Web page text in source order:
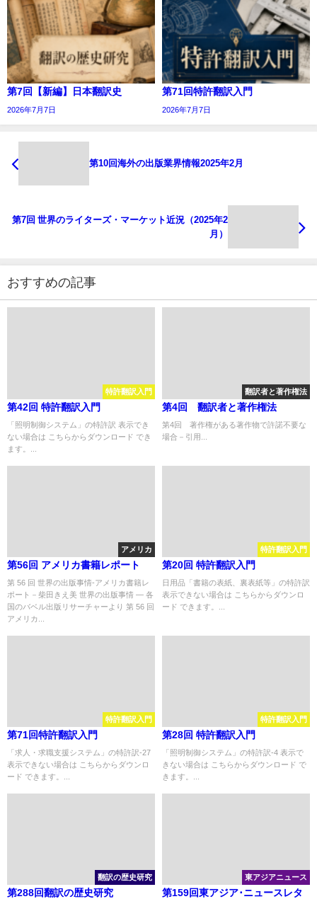
第7回【新編】日本翻訳史
2026年7月7日
第71回特許翻訳入門
2026年7月7日
第10回海外の出版業界情報2025年2月
第7回 世界のライターズ・マーケット近況（2025年2
月）
おすすめの記事
特許翻訳入門
第42回 特許翻訳入門
「照明制御システム」の特許訳 表示でき
ない場合は こちらからダウンロード でき
ます。...
翻訳者と著作権法
第4回 翻訳者と著作権法
第4回 著作権がある著作物で許諾不要な
場合－引用...
アメリカ
第56回 アメリカ書籍レポート
第 56 回 世界の出版事情-アメリカ書籍レ
ポート－柴田きえ美 世界の出版事情 ― 各
国のバベル出版リサーチャーより 第 56 回
アメリカ...
特許翻訳入門
第20回 特許翻訳入門
日用品「書籍の表紙、裏表紙等」の特許訳
表示できない場合は こちらからダウンロ
ード できます。...
特許翻訳入門
第71回特許翻訳入門
「求人・求職支援システム」の特許訳-27
表示できない場合は こちらからダウンロ
ード できます。...
特許翻訳入門
第28回 特許翻訳入門
「照明制御システム」の特許訳-4 表示で
きない場合は こちらからダウンロード で
きます。...
翻訳の歴史研究
第288回翻訳の歴史研究
東アジアニュース
第159回東アジア･ニュースレタ